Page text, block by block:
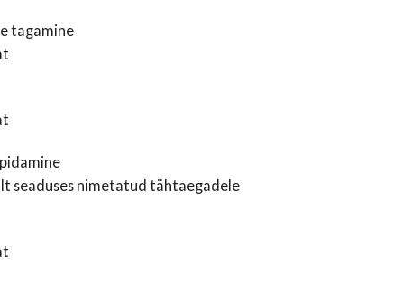
tagamine
seaduses nimetatud tähtaegadele